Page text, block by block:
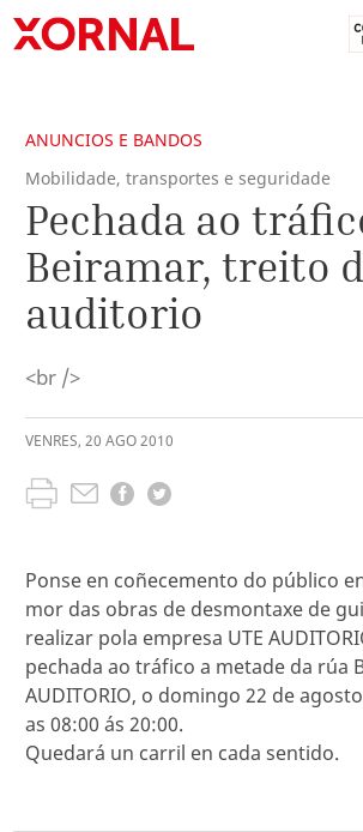
ANUNCIOS E BANDOS
Mobilidade, transportes e seguridade
Pechada ao
Beiramar, treito
auditorio
<br />
VENRES, 20 AGO2010
Ponse en coñecemento do público
mor das obras de desmontaxe de
realizar pola empresa UTE
pechada ao tráfico a metade da rúa
AUDITORIO, o domingo 22 de
as 08:00 ás 20:00.
Quedará un carril en cada sentido.